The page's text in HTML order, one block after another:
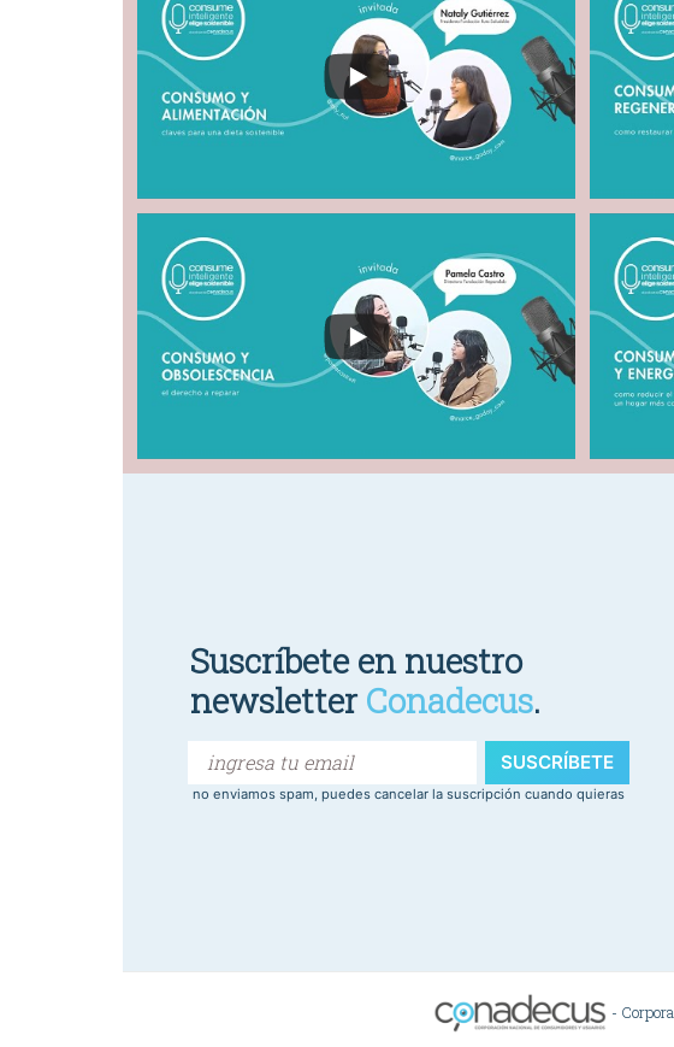
Suscríbete en nuestro
newsletterConadecus.
SUSCRÍBETE
no enviamos spam, puedes cancelar la suscripción cuando quieras
-